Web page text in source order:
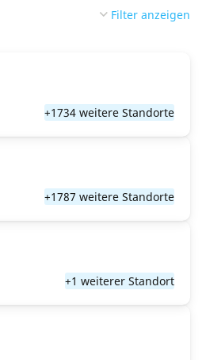
Filter anzeigen
+1734 weitere Standorte
+1787 weitere Standorte
+1 weiterer Standort